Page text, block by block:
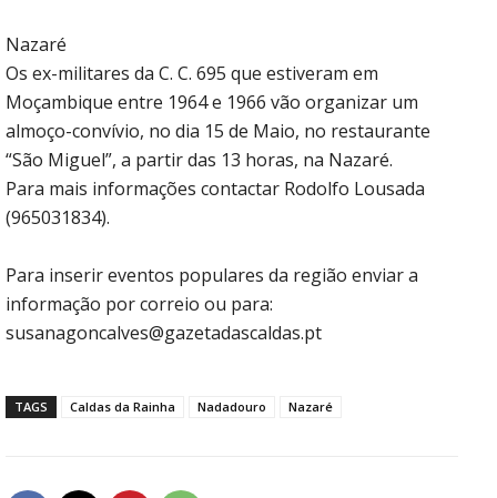
Nazaré
Os ex-militares da C. C. 695 que estiveram em
Moçambique entre 1964 e 1966 vão organizar um
almoço-convívio, no dia 15 de Maio, no restaurante
“São Miguel”, a partir das 13 horas, na Nazaré.
Para mais informações contactar Rodolfo Lousada
(965031834).
Para inserir eventos populares da região enviar a
informação por correio ou para:
susanagoncalves@gazetadascaldas.pt
TAGS Caldas da Rainha Nadadouro Nazaré